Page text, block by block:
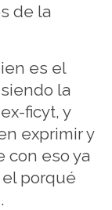
de la
es el
la
ficyt, y
exprimir y
con eso ya
porqué